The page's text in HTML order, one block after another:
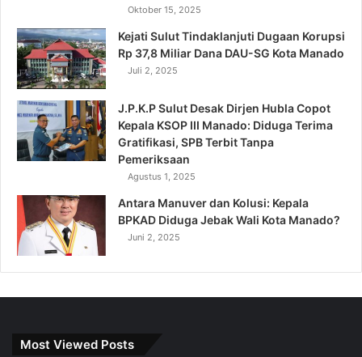
Oktober 15, 2025
Kejati Sulut Tindaklanjuti Dugaan Korupsi
Rp 37,8 Miliar Dana DAU-SG Kota Manado
Juli 2, 2025
J.P.K.P Sulut Desak Dirjen Hubla Copot
Kepala KSOP III Manado: Diduga Terima
Gratifikasi, SPB Terbit Tanpa
Pemeriksaan
Agustus 1, 2025
Antara Manuver dan Kolusi: Kepala
BPKAD Diduga Jebak Wali Kota Manado?
Juni 2, 2025
Most Viewed Posts